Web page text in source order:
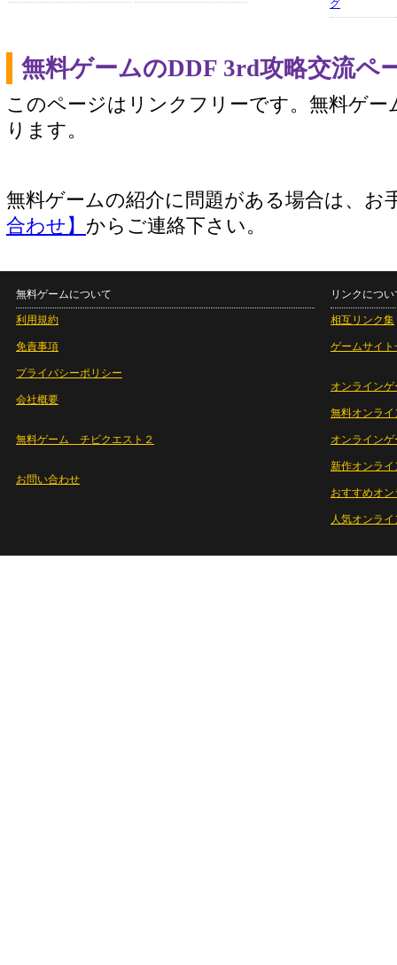
グ
無料ゲームのDDF 3rd攻略交流ペ
このページはリンクフリーです。無料ゲー
ります。
無料ゲームの紹介に問題がある場合は、お
合わせ】 からご連絡下さい。
無料ゲームについて
利用規約
免責事項
プライバシーポリシー
会社概要
無料ゲーム チビクエスト２
お問い合わせ
リンクについ
相互リンク集
ゲームサイト
オンラインゲ
無料オンライ
オンライン
新作オンライ
おすすめオ
人気オンラ